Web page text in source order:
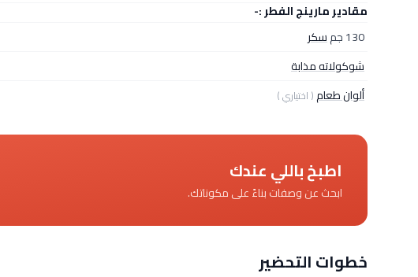
مقادير مارينج الفطر :-
130 جم
سكر
شوكولاته مذابة
ألوان طعام( اختياري )
اطبخ باللي عندك
ابحث عن وصفات بناءً على مكوناتك.
خطوات التحضير